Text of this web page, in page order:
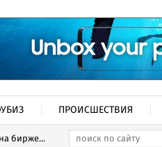
ПРОИСШЕСТВИЯ
бирже...